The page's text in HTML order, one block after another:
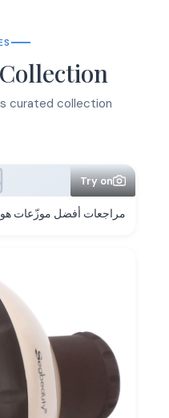
curated collection.
Try on
مراجعات أفضل موزّعات